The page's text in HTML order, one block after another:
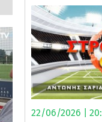
22/06/2026 |